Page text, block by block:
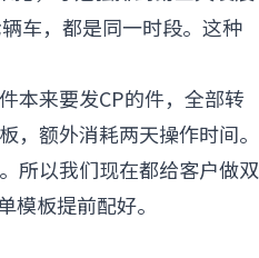
车，都是同一时段。这种
本来要发CP的件，全部转
，额外消耗两天操作时间。
所以我们现在都给客户做双
板提前配好。